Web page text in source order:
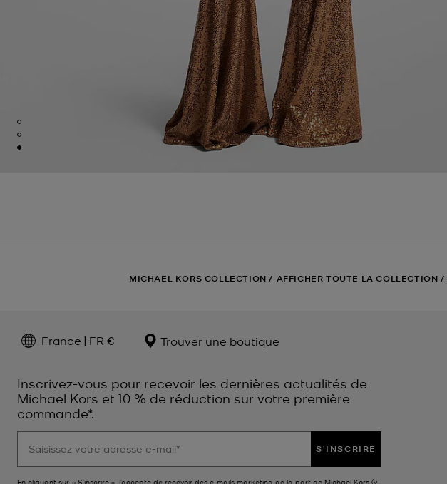
MICHAEL KORS COLLECTION / AFFICHER TOUTE LA COLLECTION /
France | FR € Trouver une boutique
Inscrivez-vous pour recevoir les dernières actualités de
Michael Kors et 10 % de réduction sur votre première
commande*.
S'INSCRIRE
En cliquant sur « S’inscrire », j’accepte de recevoir des e-mails marketing de la part de Michael Kors (y